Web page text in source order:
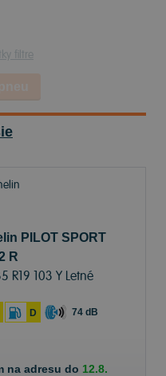
filtre
PILOT SPORT
R
R19 103 Y Letné
D 74 dB
na adresu do 12.8.